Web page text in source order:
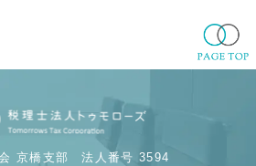
会 京橋支部法人番号 3594